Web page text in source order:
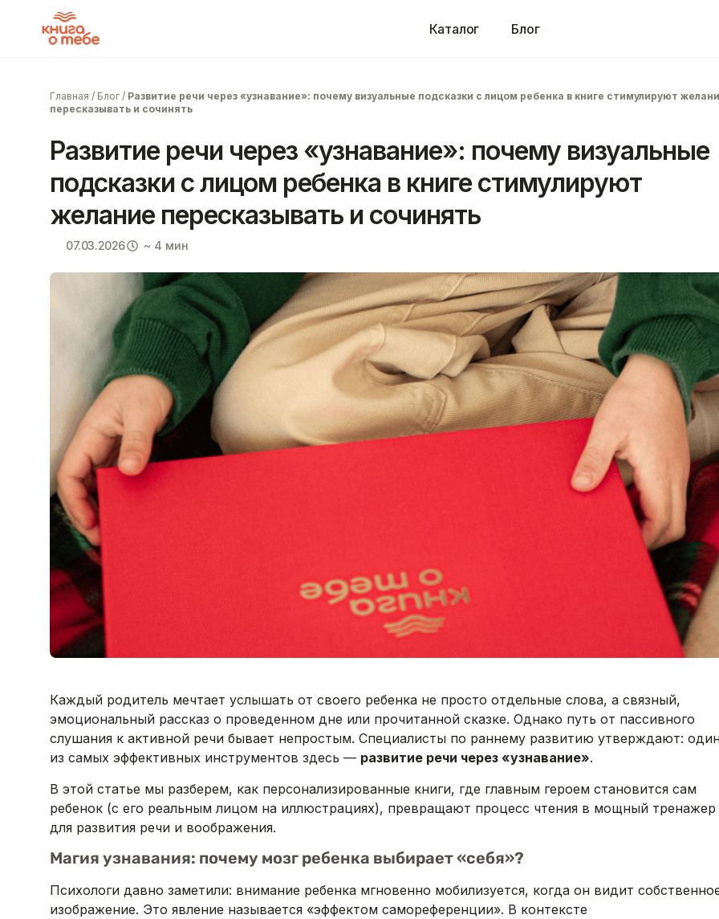
Каталог Блог
Главная / Блог / Развитие речи через «узнавание»: почему визуальные подсказки с лицом ребенка в книге стимулируют
пересказывать и сочинять
Развитие речи через «узнавание»: почему визуальные
подсказки с лицом ребенка в книге стимулируют
желание пересказывать и сочинять
07.03.2026 ~ 4 мин
Каждый родитель мечтает услышать от своего ребенка не просто отдельные слова, а связный,
эмоциональный рассказ о проведенном дне или прочитанной сказке. Однако путь от пассивного
слушания к активной речи бывает непростым. Специалисты по раннему развитию утверждают:
из самых эффективных инструментов здесь — развитие речи через «узнавание».
В этой статье мы разберем, как персонализированные книги, где главным героем становится сам
ребенок (с его реальным лицом на иллюстрациях), превращают процесс чтения в мощный тренажер
для развития речи и воображения.
Магия узнавания: почему мозг ребенка выбирает «себя»?
Психологи давно заметили: внимание ребенка мгновенно мобилизуется, когда он видит
изображение. Это явление называется «эффектом самореференции». В контексте